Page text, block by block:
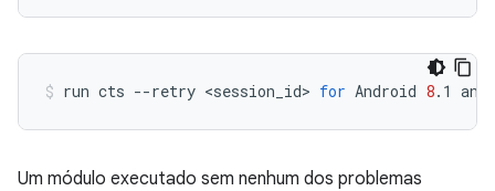
run cts --retry <session_id> for Android 8.1 and
Um módulo executado sem nenhum dos problemas